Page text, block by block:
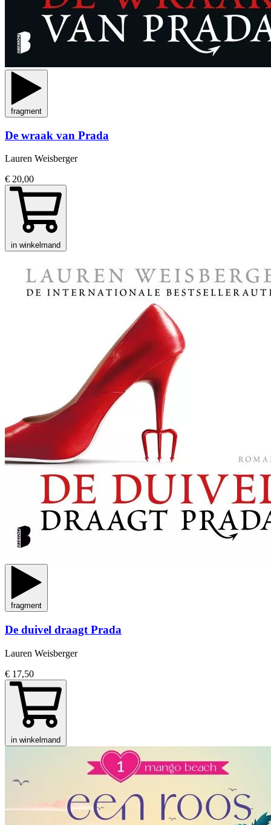
fragment
De wraak van Prada
Lauren Weisberger
€ 20,00
in winkelmand
fragment
De duivel draagt Prada
Lauren Weisberger
€ 17,50
in winkelmand